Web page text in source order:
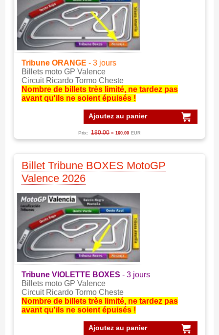
Tribune ORANGE - 3 jours
Billets moto GP Valence
Circuit Ricardo Tormo Cheste
Nombre de billets très limité, ne tardez pas
avant qu'ils ne soient épuisés !
Ajoutez au panier
Prix: 180.00 » 160.00 EUR
Billet Tribune BOXES MotoGP
Valence 2026
Tribune VIOLETTE BOXES - 3 jours
Billets moto GP Valence
Circuit Ricardo Tormo Cheste
Nombre de billets très limité, ne tardez pas
avant qu'ils ne soient épuisés !
Ajoutez au panier